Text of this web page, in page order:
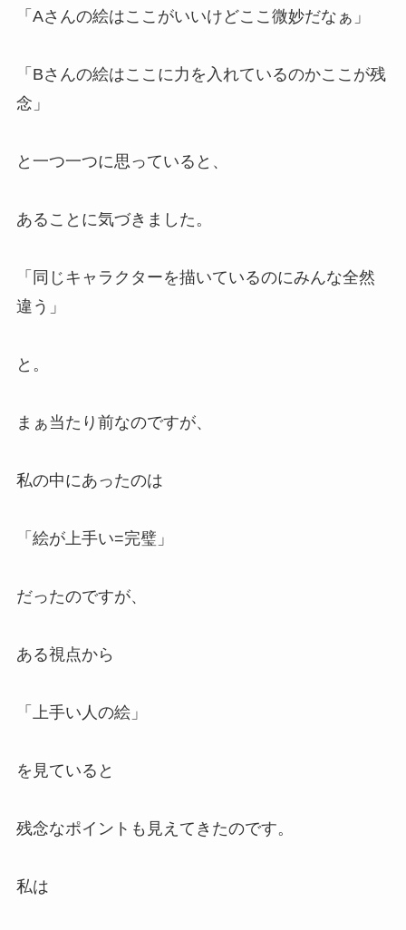
「Aさんの絵はここがいいけどここ微妙だなぁ」
「Bさんの絵はここに力を入れているのかここが残
念」
と一つ一つに思っていると、
あることに気づきました。
「同じキャラクターを描いているのにみんな全然
違う」
と。
まぁ当たり前なのですが、
私の中にあったのは
「絵が上手い=完璧」
だったのですが、
ある視点から
「上手い人の絵」
を見ていると
残念なポイントも見えてきたのです。
私は